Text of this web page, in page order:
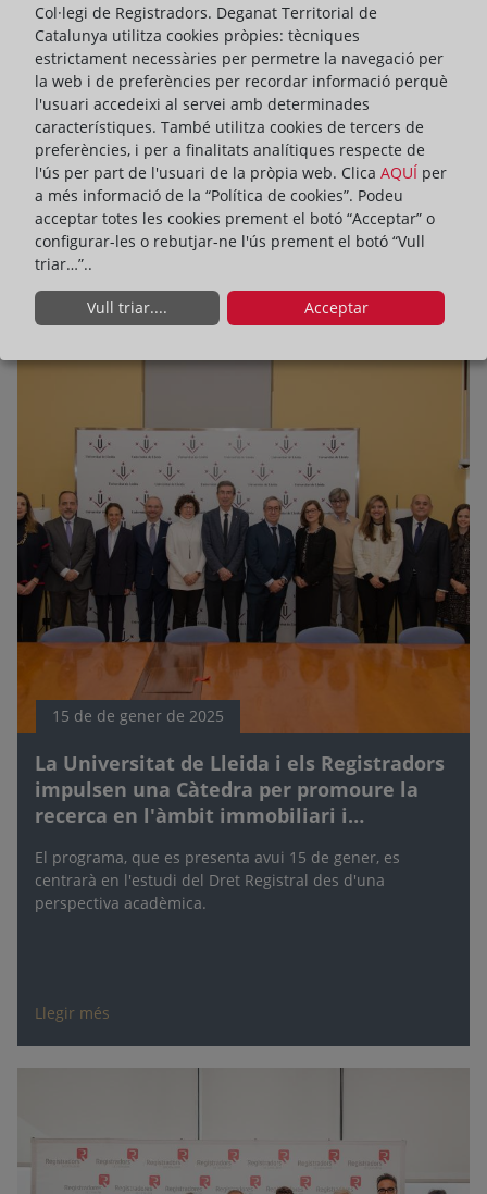
Els Registradors de Catalunya gestionen
3,6 milions de tràmits electrònics després
de la seva digitalització
• Així ho han anunciat en una trobada institucional
amb el conseller de Justícia i Qualitat Democràtica de la
Generalitat
• Les dades exposades pel Deganat mostren que els
registres catalans han expedit gairebé 300.000 notes
simples i certificacions en línia
15 de de gener de 2025
La Universitat de Lleida i els Registradors
impulsen una Càtedra per promoure la
recerca en l'àmbit immobiliari i
El programa, que es presenta avui 15 de gener, es
centrarà en l'estudi del Dret Registral des d'una
perspectiva acadèmica.
Llegir més
Col·legi de Registradors. Deganat Territorial de
Catalunya utilitza cookies pròpies: tècniques
estrictament necessàries per permetre la navegació per
la web i de preferències per recordar informació perquè
l'usuari accedeixi al servei amb determinades
característiques. També utilitza cookies de tercers de
preferències, i per a finalitats analítiques respecte de
l'ús per part de l'usuari de la pròpia web. Clica AQUÍ per
a més informació de la “Política de cookies”. Podeu
acceptar totes les cookies prement el botó “Acceptar” o
configurar-les o rebutjar-ne l'ús prement el botó “Vull
triar…”..
Vull triar.... Acceptar